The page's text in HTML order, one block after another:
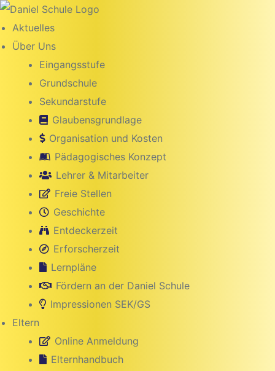
Aktuelles
Über Uns
Eingangsstufe
Grundschule
Sekundarstufe
Glaubensgrundlage
Organisation und Kosten
Pädagogisches Konzept
Lehrer & Mitarbeiter
Freie Stellen
Geschichte
Entdeckerzeit
Erforscherzeit
Lernpläne
Fördern an der Daniel Schule
Impressionen SEK/GS
Eltern
Online Anmeldung
Elternhandbuch